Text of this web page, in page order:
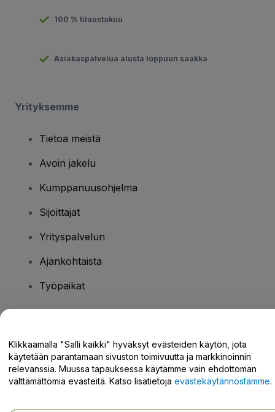
100 % tilaustakuu
Asiakaspalvelua alusta loppuun saakka
Yrityksemme
Tietoa meistä
Avoin jakelu
Kumppanuusohjelma
Sijoittajat
Yrityspalvelun
Ajankohtaista
Työpaikat
Tukikeskus / Ota meihin yhteyttä
Klikkaamalla "Salli kaikki" hyväksyt evästeiden käytön, jota
käytetään parantamaan sivuston toimivuutta ja markkinoinnin
relevanssia. Muussa tapauksessa käytämme vain ehdottoman
välttämättömiä evästeitä. Katso lisätietoja evästekäytännöstämme.